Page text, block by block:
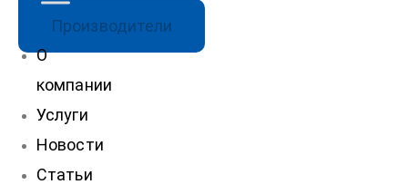
Производители
О
компании
Услуги
Новости
Статьи